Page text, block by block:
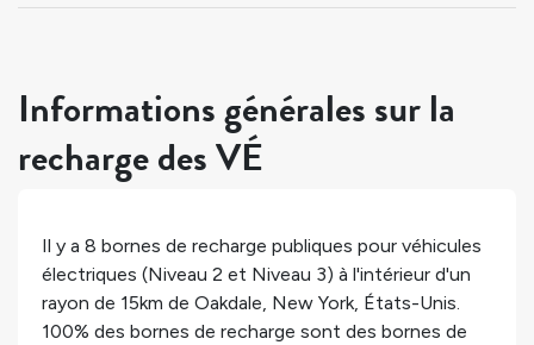
Informations générales sur la
recharge des VÉ
Il y a 8 bornes de recharge publiques pour véhicules
électriques (Niveau 2 et Niveau 3) à l'intérieur d'un
rayon de 15km de Oakdale, New York, États-Unis.
100% des bornes de recharge sont des bornes de